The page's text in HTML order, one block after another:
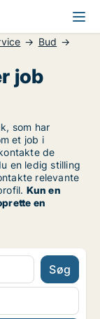
Bud
job
som har
et job i
de
en ledig stilling
relevante
Kun en
en
Søg